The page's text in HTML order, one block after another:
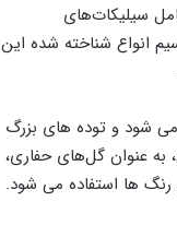
سیلیکات‌های
انواع شناخته شده این
شود و توده های بزرگ
به عنوان گل‌های حفاری،
ها استفاده می شود.